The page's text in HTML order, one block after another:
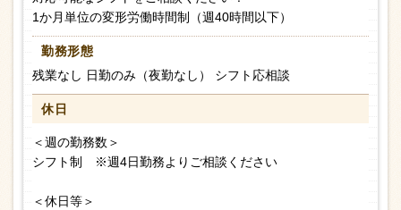
1か月単位の変形労働時間制（週40時間以下）
勤務形態
残業なし 日勤のみ（夜勤なし） シフト応相談
休日
＜週の勤務数＞
シフト制 ※週4日勤務よりご相談ください
＜休日等＞